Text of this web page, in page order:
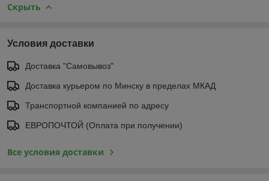
Скрыть
Условия доставки
Доставка "Самовывоз"
Доставка курьером по Минску в пределах МКАД
Транспортной компанией по адресу
ЕВРОПОЧТОЙ (Оплата при получении)
Все условия доставки